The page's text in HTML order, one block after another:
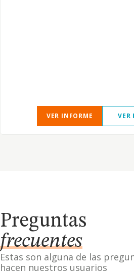
VER INFORME VER
Preguntas
frecuentes
Estas son alguna de las
hacen nuestros usuarios